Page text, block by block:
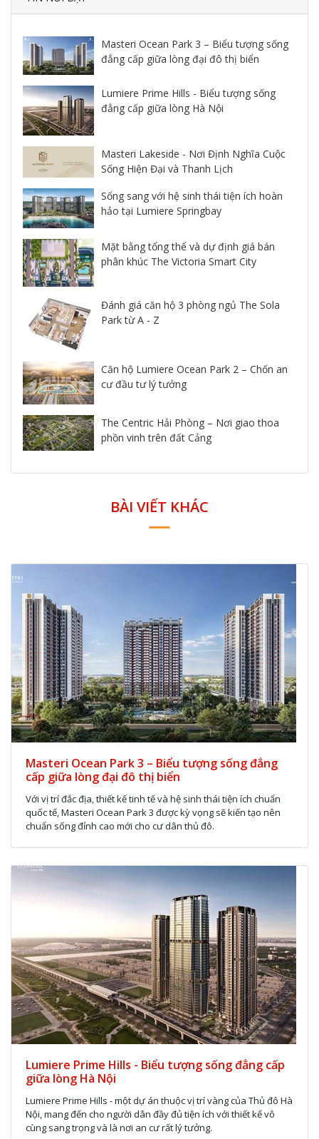
Masteri Ocean Park 3 – Biểu tượng sống
đẳng cấp giữa lòng đại đô thị biển
Lumiere Prime Hills - Biểu tượng sống
đẳng cấp giữa lòng Hà Nội
Masteri Lakeside - Nơi Định Nghĩa Cuộc
Sống Hiện Đại và Thanh Lịch
Sống sang với hệ sinh thái tiện ích hoàn
hảo tại Lumiere Springbay
Mặt bằng tổng thể và dự định giá bán
phân khúc The Victoria Smart City
Đánh giá căn hộ 3 phòng ngủ The Sola
Park từ A - Z
Căn hộ Lumiere Ocean Park 2 – Chốn an
cư đầu tư lý tưởng
The Centric Hải Phòng – Nơi giao thoa
phồn vinh trên đất Cảng
BÀI VIẾT KHÁC
Masteri Ocean Park 3 – Biểu tượng sống đẳng
cấp giữa lòng đại đô thị biển
Với vị trí đắc địa, thiết kế tinh tế và hệ sinh thái tiện ích chuẩn
quốc tế, Masteri Ocean Park 3 được kỳ vọng sẽ kiến tạo nên
chuẩn sống đỉnh cao mới cho cư dân thủ đô.
Lumiere Prime Hills - Biểu tượng sống đẳng cấp
giữa lòng Hà Nội
Lumiere Prime Hills - một dự án thuộc vị trí vàng của Thủ đô Hà
Nội, mang đến cho người dân đầy đủ tiện ích với thiết kế vô
cùng sang trọng và là nơi an cư rất lý tưởng.